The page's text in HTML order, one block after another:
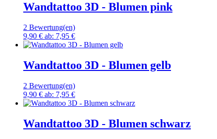
Wandtattoo 3D - Blumen pink
2 Bewertung(en)
9,90 € ab: 7,95 €
Wandtattoo 3D - Blumen gelb
2 Bewertung(en)
9,90 € ab: 7,95 €
Wandtattoo 3D - Blumen schwarz